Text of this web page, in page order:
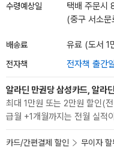
수령예상일
택배 주문시
(중구 서소
배송료 유료 (도서 1
전자책 전자책 출간
알라딘 만권당 삼성카드, 알라
최대 1만원 또는 2만원 할인(
급월 +1개월까지는 전월 실적
카드/간편결제 할인 무이자 할